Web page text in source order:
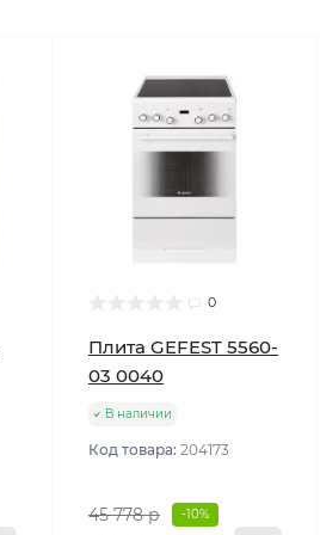
0
Плита GEFEST 5560-
03 0040
В наличии
Код товара: 204173
45 778 р -10%